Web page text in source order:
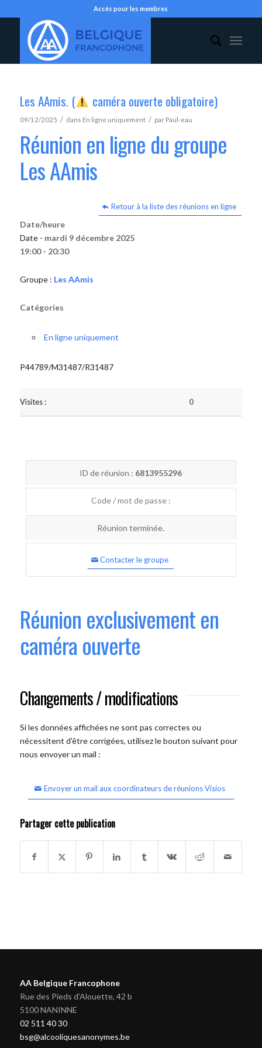
Accès pour les membres
Les AAmis. ( caméra ouverte obligatoire)
09/12/2025 / dans En ligne uniquement / par Paul-eau
Réunion en ligne du groupe
Les AAmis
Retour à la liste des réunions en ligne
Date/heure
Date - mardi 9 décembre 2025
19:00 - 20:30
Groupe : Les AAmis
Catégories
En ligne uniquement
P44789/M31487/R31487
Visites : 0
ID de réunion : 6813955296
Code / mot de passe :
Réunion terminée.
Contacter le groupe
Réunion exclusivement en
caméra ouverte
Changements / modifications
Si les données affichées ne sont pas correctes ou
nécessitent d'être corrigées, utilisez le bouton suivant pour
nous envoyer un mail :
Envoyer un mail aux coordinateurs de réunions Visios
Partager cette publication
AA Belgique Francophone
Rue des Pieds d'Alouette, 42 b
5100 NANINNE
02 511 40 30
bsg@alcooliquesanonymes.be